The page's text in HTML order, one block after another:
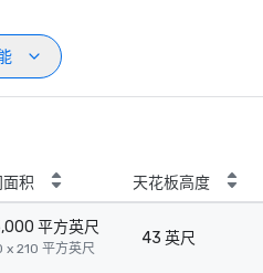
积 天花板高度
平方英尺
x 210 平方英尺
43 英尺